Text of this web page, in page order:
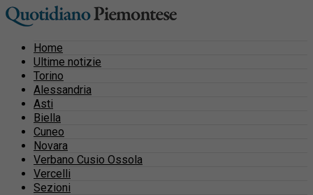
Home
Ultime notizie
Torino
Alessandria
Asti
Biella
Cuneo
Novara
Verbano Cusio Ossola
Vercelli
Sezioni